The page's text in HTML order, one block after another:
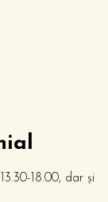
18.00, dar și